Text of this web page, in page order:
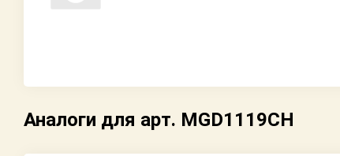
Аналоги для арт. MGD1119CH